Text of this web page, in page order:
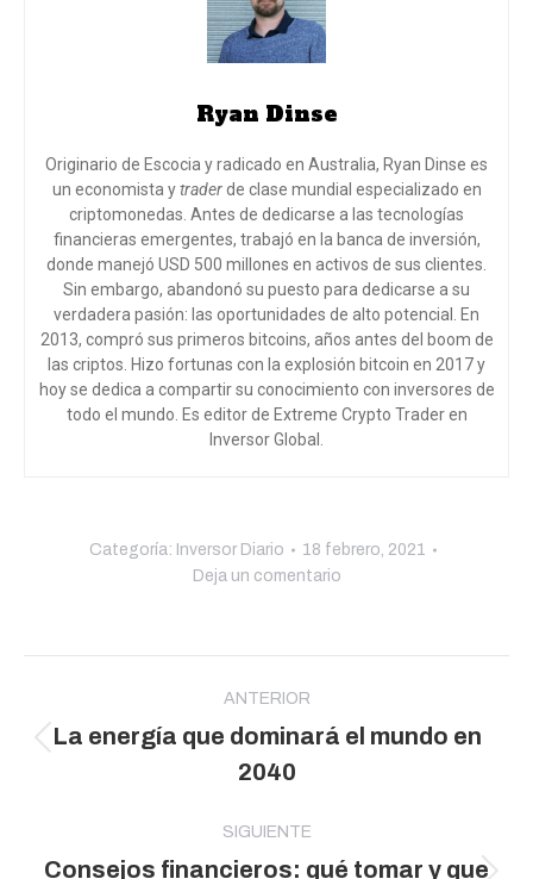
Ryan Dinse
Originario de Escocia y radicado en Australia, Ryan Dinse es
un economista ytraderde clase mundial especializado en
criptomonedas. Antes de dedicarse a las tecnologías
financieras emergentes, trabajó en la banca de inversión,
donde manejó USD 500 millones en activos de sus clientes.
Sin embargo, abandonó su puesto para dedicarse a su
verdadera pasión: las oportunidades de alto potencial. En
2013, compró sus primeros bitcoins, años antes del boom de
las criptos. Hizo fortunas con la explosión bitcoin en 2017 y
hoy se dedica a compartir su conocimiento con inversores de
todo el mundo . Es editor de Extreme Crypto Trader en
Inversor Global.
Categoría: Inversor Diario
18 febrero, 2021
Deja un comentario
publicaciones
ANTERIOR
Publicación
anterior:
La energía que dominará el mundo en
2040
SIGUIENTE
Consejos financieros: qué tomar y que